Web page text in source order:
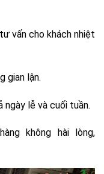
vấn cho khách nhiệt
gian lận.
lễ và cuối tuần.
không hài lòng,